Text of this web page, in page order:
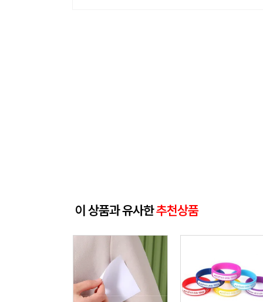
이 상품과 유사한추천상품